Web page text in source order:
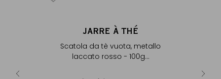
JARRE À THÉ
Scatola da tè vuota, metallo
laccato rosso - 100g...